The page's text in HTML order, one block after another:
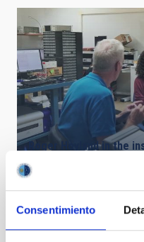
Consentimiento
Roger Hoyland in the
Masterclass program.